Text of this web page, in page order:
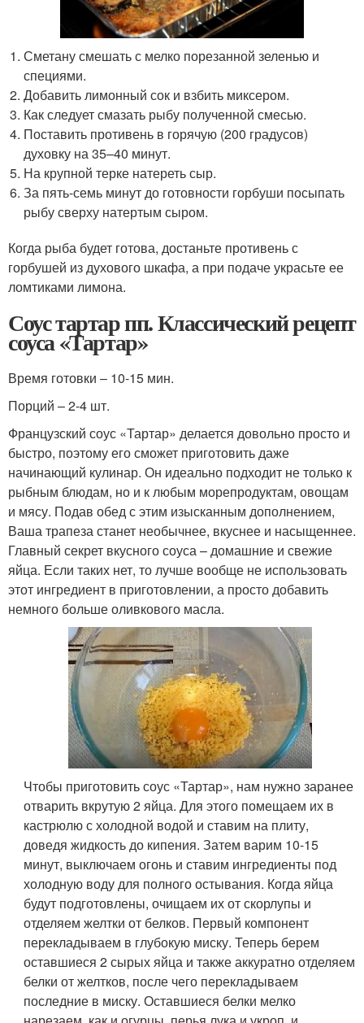
Сметану смешать с мелко порезанной зеленью и
специями.
Добавить лимонный сок и взбить миксером.
Как следует смазать рыбу полученной смесью.
Поставить противень в горячую (200 градусов)
духовку на 35–40 минут.
На крупной терке натереть сыр.
За пять-семь минут до готовности горбуши посыпать
рыбу сверху натертым сыром.
Когда рыба будет готова, достаньте противень с
горбушей из духового шкафа, а при подаче украсьте ее
ломтиками лимона.
Соус тартар пп. Классический рецепт
соуса «Тартар»
Время готовки – 10-15 мин.
Порций – 2-4 шт.
Французский соус «Тартар» делается довольно просто и
быстро, поэтому его сможет приготовить даже
начинающий кулинар. Он идеально подходит не только к
рыбным блюдам, но и к любым морепродуктам, овощам
и мясу. Подав обед с этим изысканным дополнением,
Ваша трапеза станет необычнее, вкуснее и насыщеннее.
Главный секрет вкусного соуса – домашние и свежие
яйца. Если таких нет, то лучше вообще не использовать
этот ингредиент в приготовлении, а просто добавить
немного больше оливкового масла.
Чтобы приготовить соус «Тартар», нам нужно заранее
отварить вкрутую 2 яйца. Для этого помещаем их в
кастрюлю с холодной водой и ставим на плиту,
доведя жидкость до кипения. Затем варим 10-15
минут, выключаем огонь и ставим ингредиенты под
холодную воду для полного остывания. Когда яйца
будут подготовлены, очищаем их от скорлупы и
отделяем желтки от белков. Первый компонент
перекладываем в глубокую миску. Теперь берем
оставшиеся 2 сырых яйца и также аккуратно отделяем
белки от желтков, после чего перекладываем
последние в миску. Оставшиеся белки мелко